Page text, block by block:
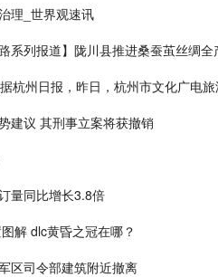
理_世界观速讯
路系列报道】陇川县推进桑蚕茧丝
杭州日报，昨日，杭州市文化广电
建议 其刑事立案将获撤销
量同比增长3.8倍
解 dlc黄昏之冠在哪？
区司令部建筑附近撤离